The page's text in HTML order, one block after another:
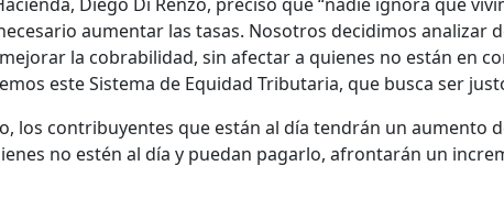
aumentar las tasas. Nosotros decidimos analizar
la cobrabilidad, sin afectar a quienes no están en
este Sistema de Equidad Tributaria, que busca ser
los contribuyentes que están al día tendrán un aumento
no estén al día y puedan pagarlo, afrontarán un